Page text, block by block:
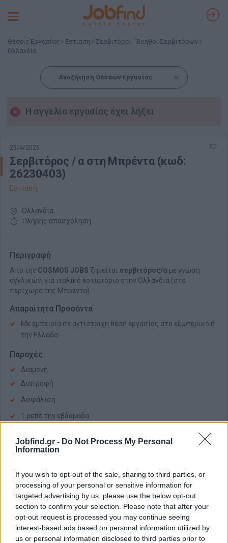
Jobfind.gr - Do Not Process My Personal
Information
If you wish to opt-out of the sale, sharing to third parties, or
processing of your personal or sensitive information for
targeted advertising by us, please use the below opt-out
section to confirm your selection. Please note that after your
opt-out request is processed you may continue seeing
interest-based ads based on personal information utilized by
us or personal information disclosed to third parties prior to
Toggle
Θέσεις Εργασίας Εστίαση
Σερβιτόροι - Βοηθοί Σερβιτόρων
Ολλανδία
Αναζήτηση Θέσεων Εργασίας
Η αγγελία εργασίας έχει λήξει
23/4/2026
Σερβιτόρος / α στη Μπρέντα (κωδ:
26230403)
Εστίαση
Ολλανδία
Πλήρης απασχόληση
Περιγραφή
Από την COSMOS JOBS ζητείται σερβιτόρος/α με γνώση
αγγλικών, για ιταλικό εστιατόριο στην Ολλανδία (στα
περίχωρα της Μπρέντα).
Απαραίτητα Προσόντα
Με εμπειρία σε αντίστοιχη θέση εργασίας στο εξωτερικό ή
την Ελλάδα
Παροχές
Διαμονή
Διατροφή
Ασφάλιση
1 ρεπό την εβδομάδα
ΚΩΔΙΚΟΣ ΘΕΣΗΣ: 26230403
cosmos-jobs.gr & cosmosjobs.com
Για περισσότερες πληροφορίες παρακαλώ επικοινωνήστε στο
2310 887424
** Παρακαλούνται οι ενδιαφερόμενοι όπως αποστείλουν
βιογραφικό σημείωμα